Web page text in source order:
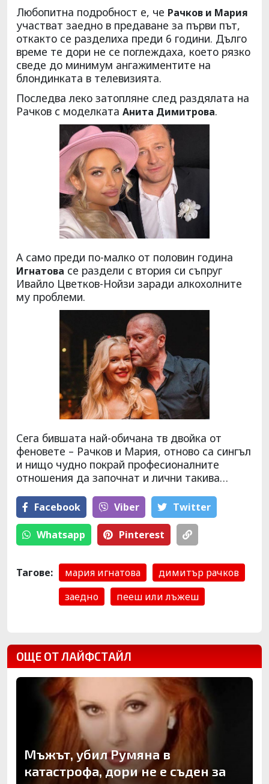
Любопитна подробност е, че Рачков и Мария
участват заедно в предаване за първи път,
откакто се разделиха преди 6 години. Дълго
време те дори не се поглеждаха, което рязко
сведе до минимум ангажиментите на
блондинката в телевизията.
Последва леко затопляне след раздялата на
Рачков с моделката Анита Димитрова.
А само преди по-малко от половин година
Игнатова се раздели с втория си съпруг
Ивайло Цветков-Нойзи заради алкохолните
му проблеми.
Сега бившата най-обичана тв двойка от
феновете – Рачков и Мария, отново са сингъл
и нищо чудно покрай професионалните
отношения да започнат и лични такива…
Facebook Viber Тwitter
Whatsapp Pinterest
Тагове: мария игнатова
димитър рачков
заедно
пееш или лъжеш
ОЩЕ ОТ ЛАЙФСТАЙЛ
Мъжът, убил Румяна в
катастрофа, дори не е съден за